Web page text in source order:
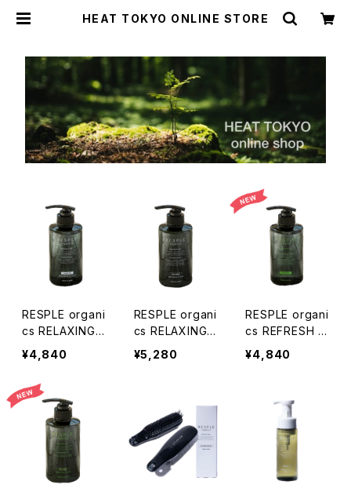
HEAT TOKYO ONLINE STORE
RESPLE organi
cs RELAXING
SHAMPOO 40
0ml
¥4,840
RESPLE organi
cs RELAXING
TREATMENT
400g
¥5,280
RESPLE organi
cs REFRESH S
HAMPOO 400
¥4,840